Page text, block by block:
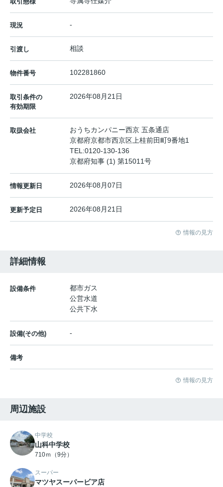
現況 -
引渡し 相談
物件番号 102281860
取引条件の
有効期限
2026年08月21日
取扱会社
おうちカンパニー西京 五条通店
京都府京都市西京区上桂前田町9番地1
TEL:0120-130-136
京都府知事 (1) 第15011号
情報更新日 2026年08月07日
更新予定日 2026年08月21日
情報の見方
詳細情報
設備条件
都市ガス
公営水道
公共下水
設備(その他) -
備考
情報の見方
周辺施設
中学校
山科中学校
710ｍ（9分）
スーパー
マツヤスーパービア店